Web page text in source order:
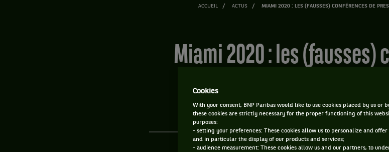
ACCUEIL ACTUS MIAMI 2020 : LES (FAUSSES) CONFÉRENCES DE
Miami 2020 : les (fausses) conférences de
presse des vainqueurs
8 AVR. 2020, 10:00:00
Cookies
With your consent, BNP Paribas would like to use cookies placed by us or
these cookies are strictly necessary for the proper functioning of this
purposes:
- setting your preferences: These cookies allow us to personalize and
and in particular the display of our products and services;
- audience measurement: These cookies allow us and our partners, to